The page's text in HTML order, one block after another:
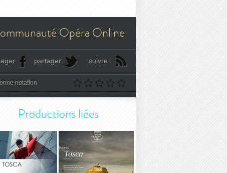
Opéra Online
partager suivre
notation
Productions liées